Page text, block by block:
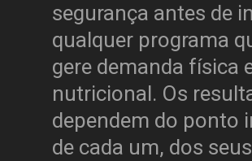
segurança antes de
qualquer programa
gere demanda física
nutricional. Os
dependem do ponto
de cada um, dos seus